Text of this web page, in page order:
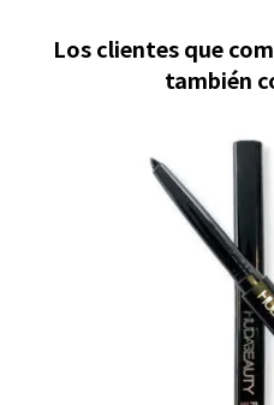
Los clientes que
también